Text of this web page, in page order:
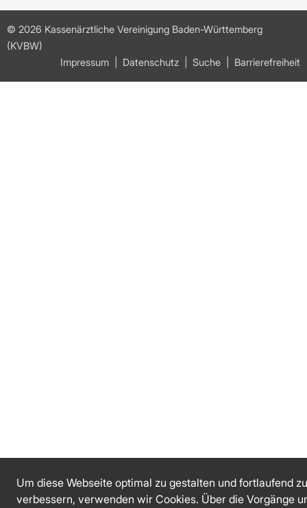
© 2026 Kassenärztliche Vereinigung Baden-Württemberg
(KVBW)
Impressum
Datenschutz Suche Barrierefreiheit
Um diese Webseite optimal zu gestalten und fortlaufend zu
verbessern, verwenden wir Cookies. Über die Vorgänge